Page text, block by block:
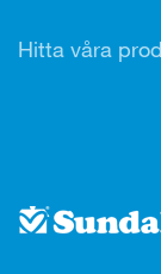
Hitta våra